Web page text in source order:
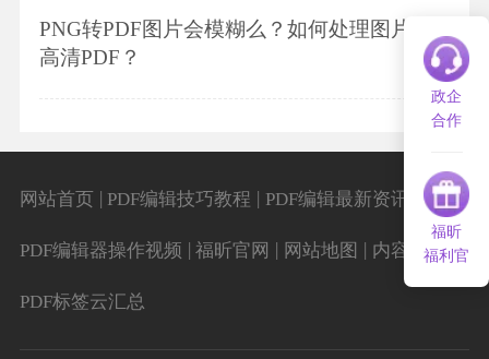
PNG转PDF图片会模糊么？如何处理图片转
高清PDF？
政企
合作
福昕
福利官
网站首页 PDF编辑技巧教程 PDF编辑最新资讯
PDF编辑器操作视频 福昕官网 网站地图 内容导航 |
PDF标签云汇总